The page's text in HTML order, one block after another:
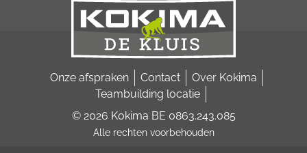
Onze afspraken Contact
Over Kokima
Teambuilding locatie
© 2026 Kokima BE 0863.243.085
Alle rechten voorbehouden